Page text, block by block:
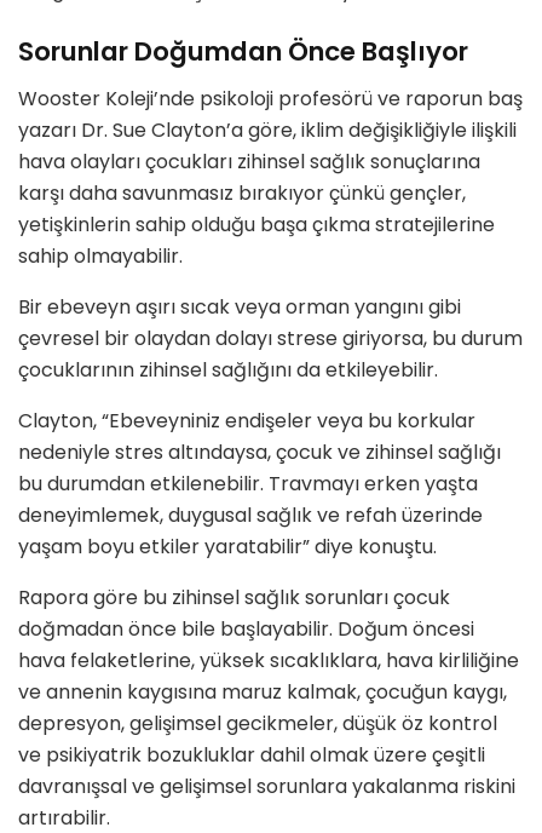
Sorunlar Doğumdan Önce Başlıyor
Wooster Koleji’nde psikoloji profesörü ve raporun baş
yazarı Dr. Sue Clayton’a göre, iklim değişikliğiyle ilişkili
hava olayları çocukları zihinsel sağlık sonuçlarına
karşı daha savunmasız bırakıyor çünkü gençler,
yetişkinlerin sahip olduğu başa çıkma stratejilerine
sahip olmayabilir.
Bir ebeveyn aşırı sıcak veya orman yangını gibi
çevresel bir olaydan dolayı strese giriyorsa, bu durum
çocuklarının zihinsel sağlığını da etkileyebilir.
Clayton, “Ebeveyniniz endişeler veya bu korkular
nedeniyle stres altındaysa, çocuk ve zihinsel sağlığı
bu durumdan etkilenebilir. Travmayı erken yaşta
deneyimlemek, duygusal sağlık ve refah üzerinde
yaşam boyu etkiler yaratabilir” diye konuştu.
Rapora göre bu zihinsel sağlık sorunları çocuk
doğmadan önce bile başlayabilir. Doğum öncesi
hava felaketlerine, yüksek sıcaklıklara, hava kirliliğine
ve annenin kaygısına maruz kalmak, çocuğun kaygı,
depresyon, gelişimsel gecikmeler, düşük öz kontrol
ve psikiyatrik bozukluklar dahil olmak üzere çeşitli
davranışsal ve gelişimsel sorunlara yakalanma riskini
artırabilir.